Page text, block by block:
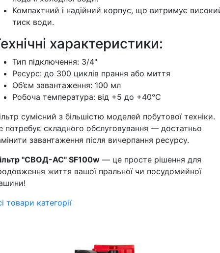
Компактний і надійний корпус, що витримує
тиск води.
характеристики:
Тип підключення: 3/4"
Ресурс: до 300 циклів прання або миття
Об’єм завантаження: 100 мл
Робоча температура: від +5 до +40°C
сумісний з більшістю моделей побутової техніки.
потребує складного обслуговування — достатньо
завантаження після вичерпання ресурсу.
"СВОД-АС" SF100w — це просте рішення для
життя вашої пральної чи посудомийної
товари категорії